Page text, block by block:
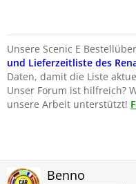
Unsere Scenic E
und Lieferzeitliste des
Daten, damit die Liste
Unser Forum ist hilfreich?
unsere Arbeit unterstützt!
Benno